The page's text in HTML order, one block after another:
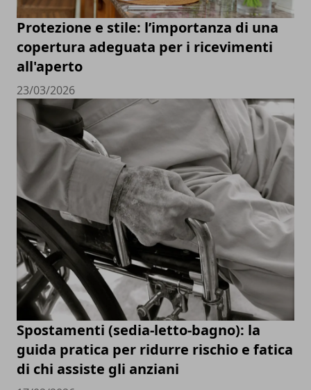
Protezione e stile: l’importanza di una
copertura adeguata per i ricevimenti
all'aperto
23/03/2026
Spostamenti (sedia-letto-bagno): la
guida pratica per ridurre rischio e fatica
di chi assiste gli anziani